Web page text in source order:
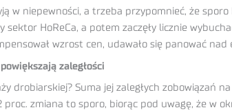
w niepewności, a trzeba przypomnieć, że
HoReCa, a potem zaczęły licznie
wzrost cen, udawało się panować
zaległości
drobiarskiej? Suma jej zaległych zobowiązań
zmiana to sporo, biorąc pod uwagę, że w